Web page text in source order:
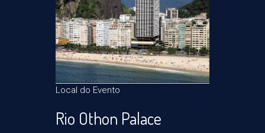
Local do Evento
Rio Othon Palace